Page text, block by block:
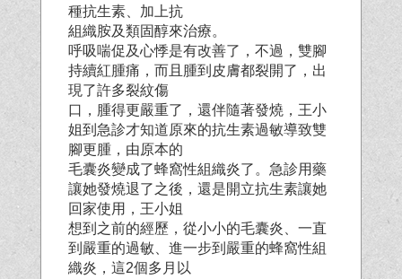
種抗生素、加上抗
組織胺及類固醇來治療。
呼吸喘促及心悸是有改善了，不過，雙腳
持續紅腫痛，而且腫到皮膚都裂開了，出
現了許多裂紋傷
口，腫得更嚴重了，還伴隨著發燒，王小
姐到急診才知道原來的抗生素過敏導致雙
腳更腫，由原本的
毛囊炎變成了蜂窩性組織炎了。急診用藥
讓她發燒退了之後，還是開立抗生素讓她
回家使用，王小姐
想到之前的經歷，從小小的毛囊炎、一直
到嚴重的過敏、進一步到嚴重的蜂窩性組
織炎，這2個多月以